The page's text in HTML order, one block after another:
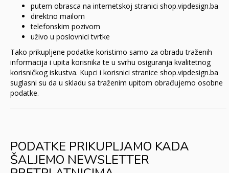
putem obrasca na internetskoj stranici shop.vipdesign.ba
direktno mailom
telefonskim pozivom
uživo u poslovnici tvrtke
Tako prikupljene podatke koristimo samo za obradu traženih
informacija i upita korisnika te u svrhu osiguranja kvalitetnog
korisničkog iskustva. Kupci i korisnici stranice shop.vipdesign.ba
suglasni su da u skladu sa traženim upitom obrađujemo osobne
podatke.
PODATKE PRIKUPLJAMO KADA
ŠALJEMO NEWSLETTER